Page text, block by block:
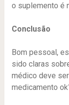
o suplemento é
Conclusão
Bom pessoal,
sido claras
médico deve
medicamento